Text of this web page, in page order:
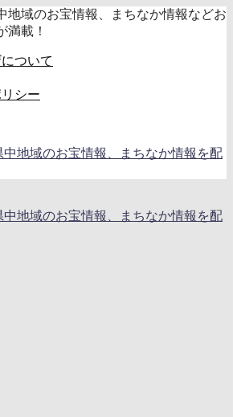
地域のお宝情報、まちなか情報などお
満載！
ついて
シー